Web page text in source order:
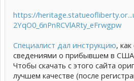
https://
2YqO0_6nPnRCVlARty_eFrwgpw
Специалист дал инструкцию,
сведениями о прибывшем в
Чтобы скачать с этого сайта
лучшем качестве (после